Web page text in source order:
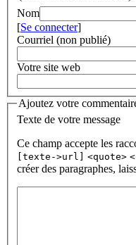
Nom
[Se connecter]
Courriel (non publié)
Votre site web
Ajoutez votre
Texte de votre message
Ce champ accepte les
[texte->url]
<quote>
créer des paragraphes,